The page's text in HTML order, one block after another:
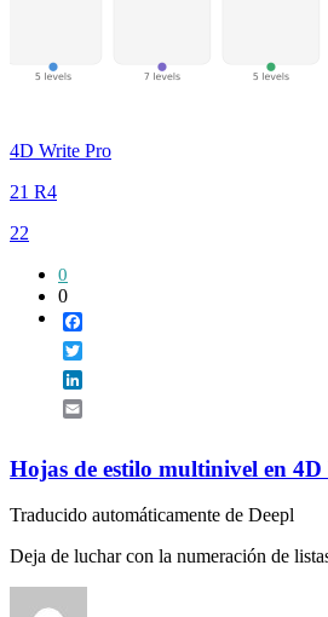
4D Write Pro
21 R4
22
0
0
Hojas de estilo multinivel en
Traducido automáticamente de Deepl
Deja de luchar con la numeración de